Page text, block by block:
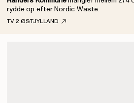
rydde op efter Nordic Waste.
TV 2 ØSTJYLLAND